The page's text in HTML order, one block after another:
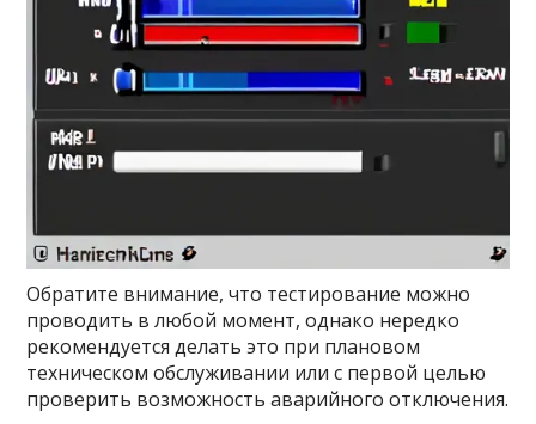
Обратите внимание, что тестирование можно
проводить в любой момент, однако нередко
рекомендуется делать это при плановом
техническом обслуживании или с первой целью
проверить возможность аварийного отключения.